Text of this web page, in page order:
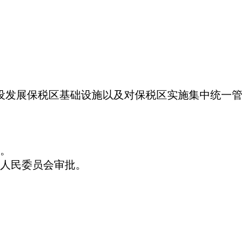
展保税区基础设施以及对保税区实施集中统一管
民委员会审批。